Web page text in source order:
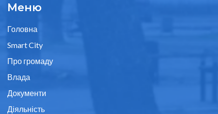
Меню
Головна
Smart City
Про громаду
Влада
Документи
Діяльність